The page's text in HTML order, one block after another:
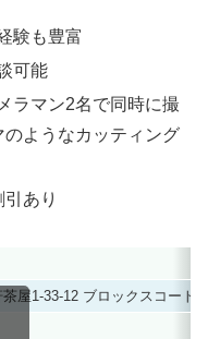
験も豊富
可能
ラマン2名で同時に撮
ようなカッティング
あり
屋1-33-12 ブロックスコート